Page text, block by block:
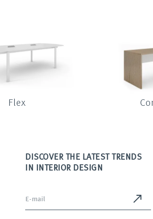
Flex
DISCOVER THE LATEST TRENDS
IN INTERIOR DESIGN